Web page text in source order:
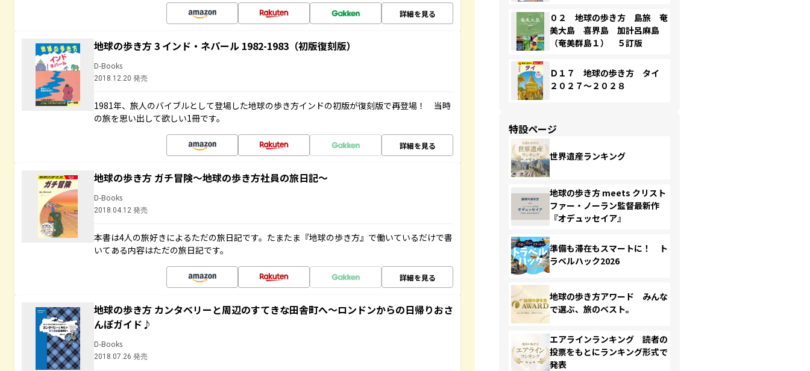
詳細を見る
地球の歩き方 3 インド・ネパール 1982-1983（初版復刻版）
D-Books
2018.12.20 発売
1981年、旅人のバイブルとして登場した地球の歩き方インドの初版が復刻版で再登場！ 当時
の旅を思い出して欲しい1冊です。
詳細を見る
地球の歩き方 ガチ冒険～地球の歩き方社員の旅日記～
D-Books
2018.04.12 発売
本書は4人の旅好きによるただの旅日記です。たまたま『地球の歩き方』で働いているだけで書
いてある内容はただの旅日記です。
詳細を見る
地球の歩き方 カンタベリーと周辺のすてきな田舎町へ～ロンドンからの日帰りおさ
んぽガイド♪
D-Books
2018.07.26 発売
０２ 地球の歩き方 島旅 奄
美大島 喜界島 加計呂麻島
（奄美群島１） ５訂版
Ｄ１７ 地球の歩き方 タイ
２０２７～２０２８
特設ページ
世界遺産ランキング
地球の歩き方 meets クリスト
ファー・ノーラン監督最新作
『オデュッセイア』
準備も滞在もスマートに！ ト
ラベルハック2026
地球の歩き方アワード みんな
で選ぶ、旅のベスト。
エアラインランキング 読者の
投票をもとにランキング形式で
発表